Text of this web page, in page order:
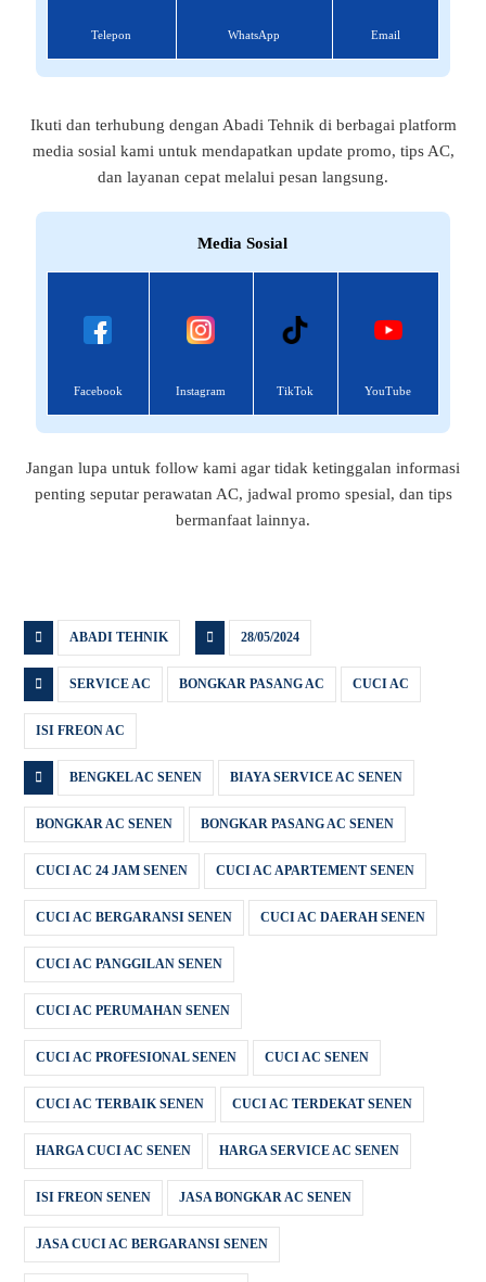
Telepon WhatsApp Email
Ikuti dan terhubung dengan Abadi Tehnik di berbagai platform
media sosial kami untuk mendapatkan update promo, tips AC,
dan layanan cepat melalui pesan langsung.
Media Sosial
Facebook Instagram TikTok YouTube
Jangan lupa untuk follow kami agar tidak ketinggalan informasi
penting seputar perawatan AC, jadwal promo spesial, dan tips
bermanfaat lainnya.
ABADI TEHNIK 28/05/2024
SERVICE AC BONGKAR PASANG AC CUCI AC
ISI FREON AC
BENGKEL AC SENEN BIAYA SERVICE AC SENEN
BONGKAR AC SENEN BONGKAR PASANG AC SENEN
CUCI AC 24 JAM SENEN CUCI AC APARTEMENT SENEN
CUCI AC BERGARANSI SENEN CUCI AC DAERAH SENEN
CUCI AC PANGGILAN SENEN
CUCI AC PERUMAHAN SENEN
CUCI AC PROFESIONAL SENEN CUCI AC SENEN
CUCI AC TERBAIK SENEN CUCI AC TERDEKAT SENEN
HARGA CUCI AC SENEN HARGA SERVICE AC SENEN
ISI FREON SENEN JASA BONGKAR AC SENEN
JASA CUCI AC BERGARANSI SENEN